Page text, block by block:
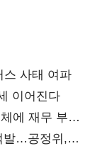
사태 여파
이어진다
에 재무 부담
발…공정위,